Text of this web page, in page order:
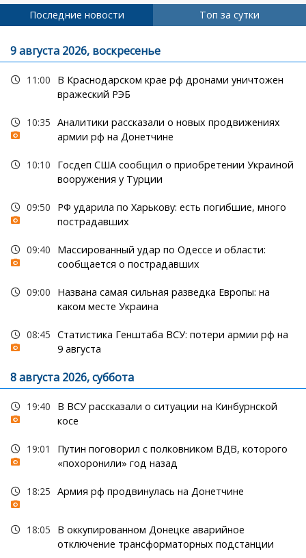
Последние новости Топ за сутки
9 августа 2026, воскресенье
11:00
В Краснодарском крае рф дронами уничтожен
вражеский РЭБ
10:35 Аналитики рассказали о новых продвижениях
армии рф на Донетчине
10:10
Госдеп США сообщил о приобретении Украиной
вооружения у Турции
09:50
РФ ударила по Харькову: есть погибшие, много
пострадавших
09:40
Массированный удар по Одессе и области:
сообщается о пострадавших
09:00
Названа самая сильная разведка Европы: на
каком месте Украина
08:45 Статистика Генштаба ВСУ: потери армии рф на
9 августа
8 августа 2026, суббота
19:40
В ВСУ рассказали о ситуации на Кинбурнской
косе
19:01
Путин поговорил с полковником ВДВ, которого
«похоронили» год назад
18:25 Армия рф продвинулась на Донетчине
18:05
В оккупированном Донецке аварийное
отключение трансформаторных подстанции